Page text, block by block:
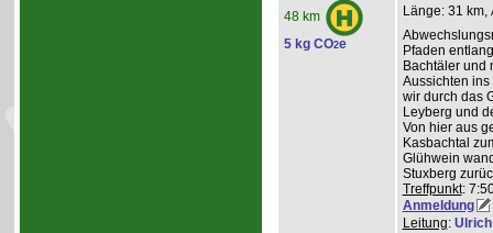
48 km
5 kg CO2e
Länge: 31 km,
Pfaden
Bachtäler und
Aussichten
wir durch das
Leyberg und
Von hier aus
Kasbachtal
Glühwein
Stuxberg
Treffpunkt:
Anmeldung
Leitung: